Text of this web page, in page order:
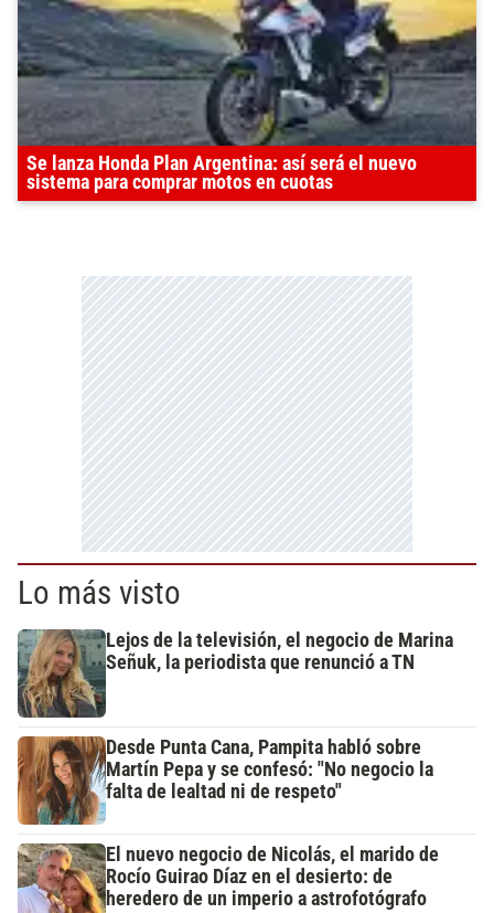
Se lanza Honda Plan Argentina: así será el nuevo
sistema para comprar motos en cuotas
Lo más visto
Lejos de la televisión, el negocio de Marina
Señuk, la periodista que renunció a TN
Desde Punta Cana, Pampita habló sobre
Martín Pepa y se confesó: "No negocio la
falta de lealtad ni de respeto"
El nuevo negocio de Nicolás, el marido de
Rocío Guirao Díaz en el desierto: de
heredero de un imperio a astrofotógrafo